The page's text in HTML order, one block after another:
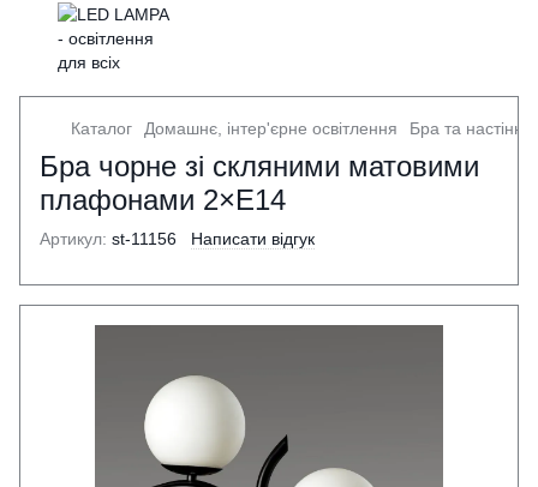
Каталог Домашнє, інтер'єрне освітлення Бра та настінні
Бра чорне зі скляними матовими
плафонами 2×E14
Артикул: st-11156 Написати відгук